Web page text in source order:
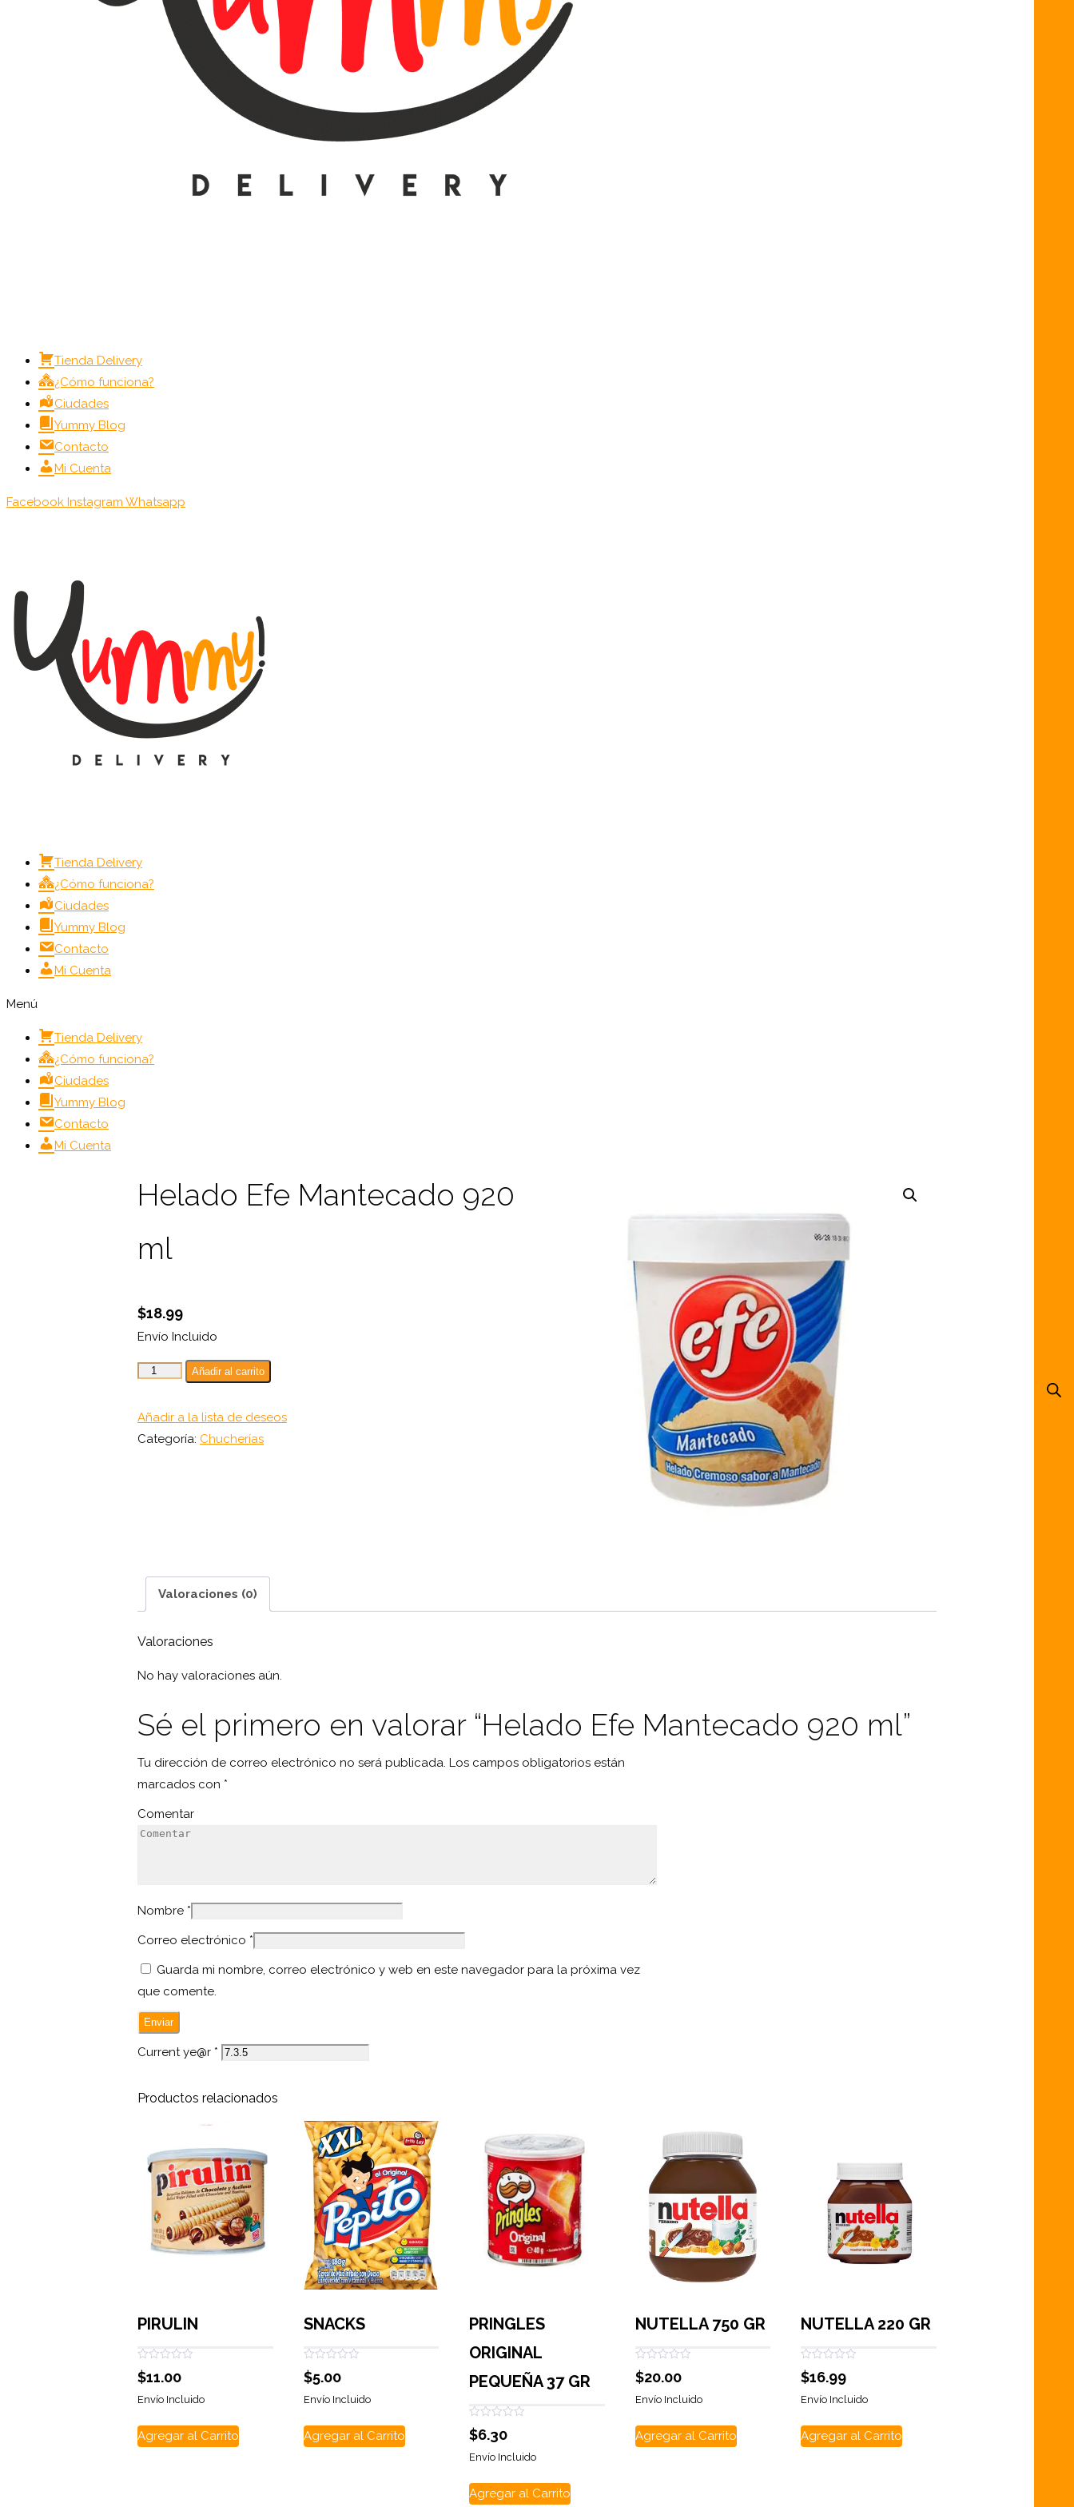
Menú
Tienda Delivery
¿Cómo funciona?
Ciudades
Yummy Blog
Contacto
Mi Cuenta
Facebook Instagram Whatsapp
Tienda Delivery
¿Cómo funciona?
Ciudades
Yummy Blog
Contacto
Mi Cuenta
Menú
Tienda Delivery
¿Cómo funciona?
Ciudades
Yummy Blog
Contacto
Mi Cuenta
Helado Efe Mantecado 920
ml
$18.99
Envío Incluido
Helado
Mantecado
920
Añadir al carrito
Añadir a la lista de deseos
Categoría: Chucherías
Valoraciones (0)
Valoraciones
No hay valoraciones aún.
Sé el primero en valorar “Helado Efe Mantecado 920 ml”
Tu dirección de correo electrónico no será publicada. Los campos obligatorios están
marcados con *
Comentar
Nombre *
Correo electrónico *
Guarda mi nombre, correo electrónico y web en este navegador para la próxima vez
que comente.
Current ye@r *
Productos relacionados
PIRULIN
Valorado
con
de
$11.00
Envío Incluido
Agregar al Carrito
SNACKS
Valorado
con
de
$5.00
Envío Incluido
Agregar al Carrito
PRINGLES
ORIGINAL
PEQUEÑA 37 GR
Valorado
con
de
$6.30
Envío Incluido
Agregar al Carrito
NUTELLA 750 GR
Valorado
con
de
$20.00
Envío Incluido
Agregar al Carrito
NUTELLA 220 GR
Valorado
con
de
$16.99
Envío Incluido
Agregar al Carrito